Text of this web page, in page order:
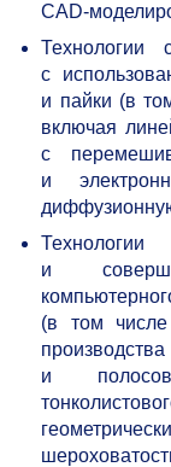
CAD-
Технологии
с
и пайки (в
включая
с
и
и
(в том
и